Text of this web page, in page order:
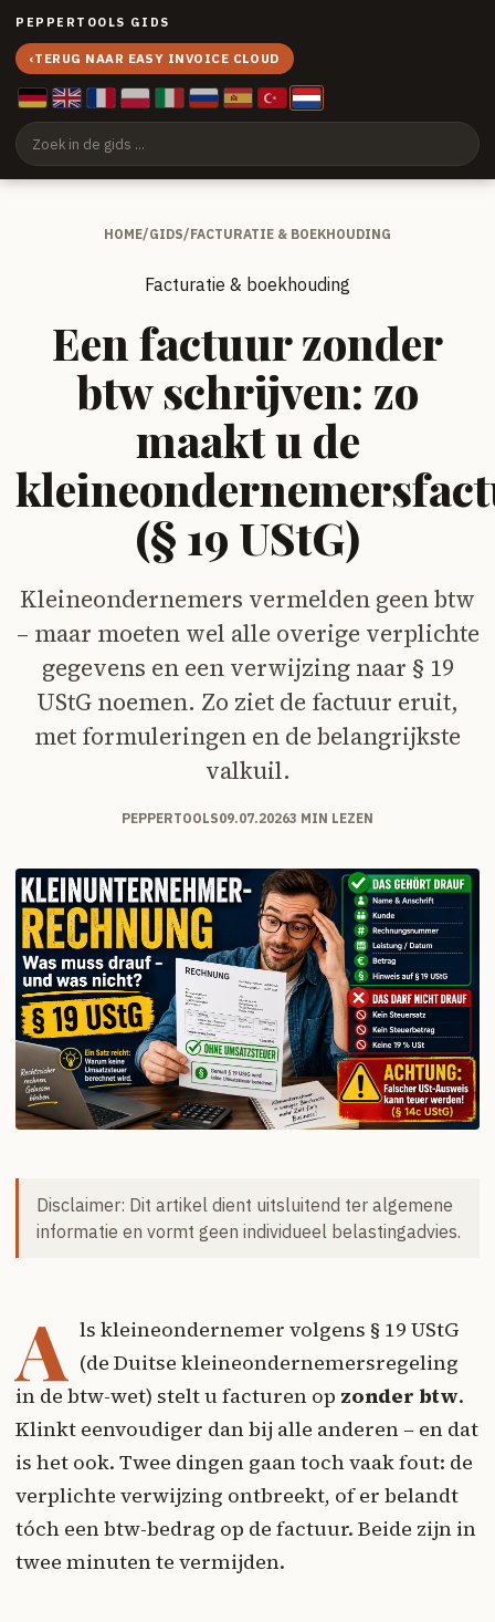
PEPPERTOOLS GIDS
‹TERUG NAAR EASY INVOICE CLOUD
HOME/GIDS/FACTURATIE & BOEKHOUDING
Facturatie & boekhouding
Een factuur zonder
btw schrijven: zo
maakt u de
(§ 19 UStG)
Kleineondernemers vermelden geen btw
– maar moeten wel alle overige verplichte
gegevens en een verwijzing naar § 19
UStG noemen. Zo ziet de factuur eruit,
met formuleringen en de belangrijkste
valkuil.
PEPPERTOOLS09.07.20263 MIN LEZEN
Disclaimer: Dit artikel dient uitsluitend ter algemene
informatie en vormt geen individueel belastingadvies.
A ls kleineondernemer volgens § 19 UStG
(de Duitse kleineondernemersregeling
in de btw-wet) stelt u facturen op zonder btw.
Klinkt eenvoudiger dan bij alle anderen – en dat
is het ook. Twee dingen gaan toch vaak fout: de
verplichte verwijzing ontbreekt, of er belandt
tóch een btw-bedrag op de factuur. Beide zijn in
twee minuten te vermijden.